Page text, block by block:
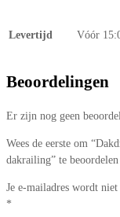
Levertijd Vóór
Beoordelingen
Er zijn nog geen
Wees de eerste om
dakrailing” te beoordelen
Je e-mailadres wordt
*